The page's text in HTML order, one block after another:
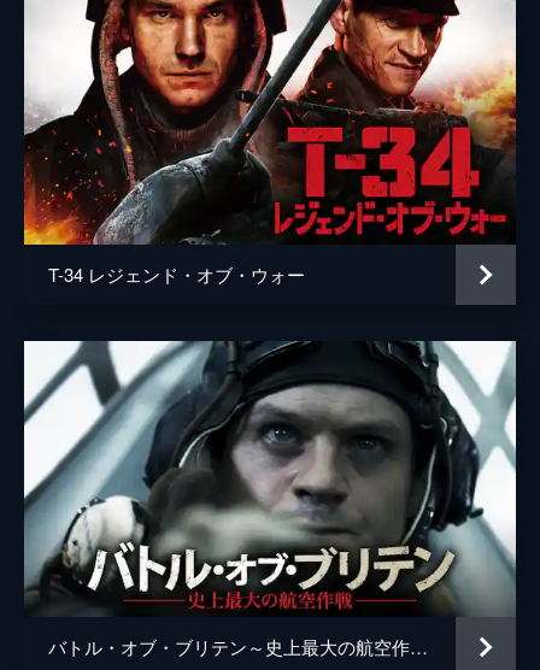
ホロックス中将
ビットリッヒ中将 マクシミリアン・シェル
ルートヴィヒ少将 ハーディ・クリューガー
スパンダー
ジェレミー・ケンプ
ピーター・フェイバー
ベン・クロス
軍医 アーサー・ヒル
ケイト リヴ・ウルマン
ウォルフガング・プライス
バンドルール少佐 マイケル・バーン
デイラー少将 ポール・マクスウェル
監督 リチャード・アッテンボロー
T-34 レジェンド・オブ・ウォー
バトル・オブ・ブリテン～史上最大の航空作戦～